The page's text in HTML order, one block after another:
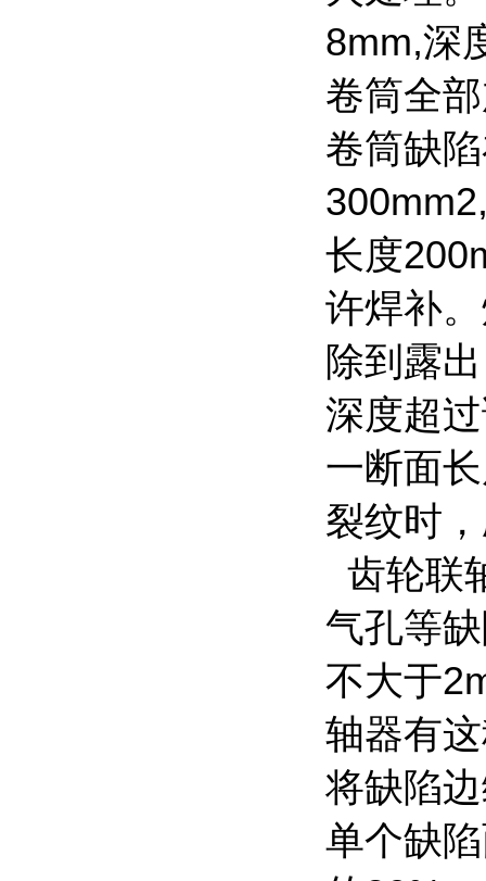
8mm,深
卷筒全
卷筒缺
长度
许焊补
除到露
深度超
一断面
裂纹时
齿轮联
气孔等
不大于
轴器有
将缺陷
单个缺